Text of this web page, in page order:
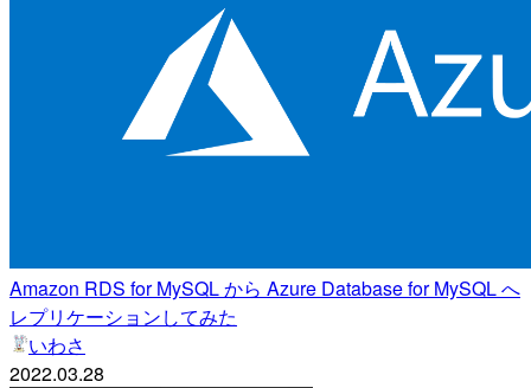
Amazon RDS for MySQL から Azure Database for MySQL へ
レプリケーションしてみた
いわさ
2022.03.28